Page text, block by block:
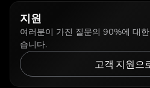
지원
여러분이 가진 질문의 90%에 대
습니다.
고객 지원으